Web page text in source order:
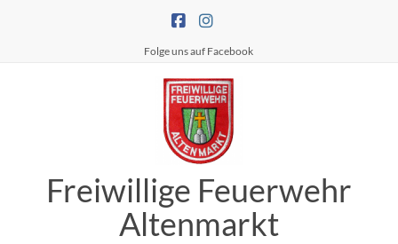
Folge uns auf Facebook
Freiwillige Feuerwehr
Altenmarkt